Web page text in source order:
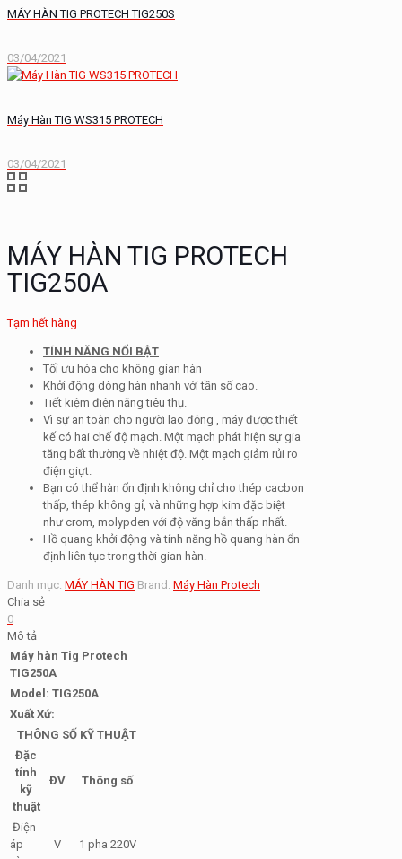
MÁY HÀN TIG PROTECH TIG250S
03/04/2021
Máy Hàn TIG WS315 PROTECH
03/04/2021
MÁY HÀN TIG PROTECH
TIG250A
Tạm hết hàng
TÍNH NĂNG NỔI BẬT
Tối ưu hóa cho không gian hàn
Khởi động dòng hàn nhanh với tần số cao.
Tiết kiệm điện năng tiêu thụ.
Vì sự an toàn cho người lao động , máy được thiết
kế có hai chế độ mạch. Một mạch phát hiện sự gia
tăng bất thường về nhiệt độ. Một mạch giảm rủi ro
điện giựt.
Bạn có thể hàn ổn định không chỉ cho thép cacbon
thấp, thép không gỉ, và những hợp kim đặc biệt
như crom, molypden với độ văng bắn thấp nhất.
Hồ quang khởi động và tính năng hồ quang hàn ổn
định liên tục trong thời gian hàn.
Danh mục: MÁY HÀN TIG Brand: Máy Hàn Protech
Chia sẻ
0
Mô tả
Máy hàn Tig Protech
TIG250A
Model: TIG250A
Xuất Xứ:
THÔNG SỐ KỸ THUẬT
Đặc
tính
kỹ
thuật
ĐV Thông số
Điện
áp
V 1 pha 220V